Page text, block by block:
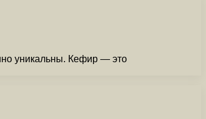
уникальны. Кефир — это